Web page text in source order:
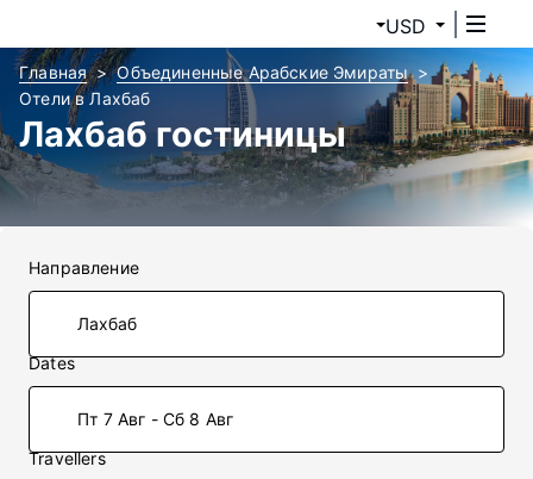
USD
Главная
Объединенные Арабские Эмираты
Отели в Лахбаб
Лахбаб гостиницы
Направление
Dates
Пт 7 Авг - Сб 8 Авг
Travellers